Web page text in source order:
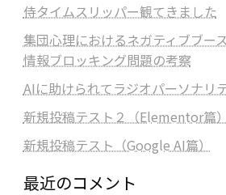
侍タイムスリッパー観てきました
集団心理におけるネガティブブー
情報ブロッキング問題の考察
AIに助けられてラジオパーソナリ
新規投稿テスト２（Elementor篇）
新規投稿テスト（Google AI篇）
最近のコメント